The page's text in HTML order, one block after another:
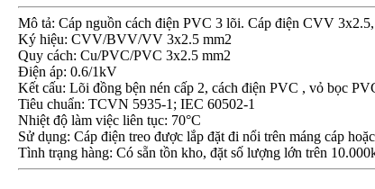
Mô tả: Cáp nguồn cách điện PVC 3 lõi. Cáp điện CVV
Ký hiệu: CVV/BVV/VV 3x2.5 mm2
Quy cách: Cu/PVC/PVC 3x2.5 mm2
Điện áp: 0.6/1kV
Kết cấu: Lõi đồng bện nén cấp 2, cách điện PVC , vỏ bọc
Tiêu chuẩn: TCVN 5935-1; IEC 60502-1
Nhiệt độ làm việc liên tục: 70°C
Sử dụng: Cáp điện treo được lắp đặt đi nổi trên máng cáp
Tình trạng hàng: Có sẵn tồn kho, đặt số lượng lớn trên